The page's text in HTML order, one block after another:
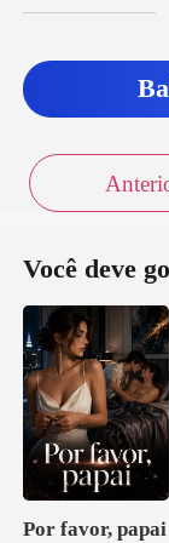
Você deve
Por favor, papai